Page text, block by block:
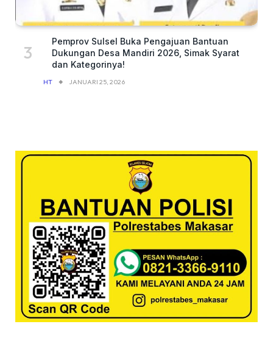
Pemprov Sulsel Buka Pengajuan Bantuan
Dukungan Desa Mandiri 2026, Simak Syarat
dan Kategorinya!
HT JANUARI 25, 2026